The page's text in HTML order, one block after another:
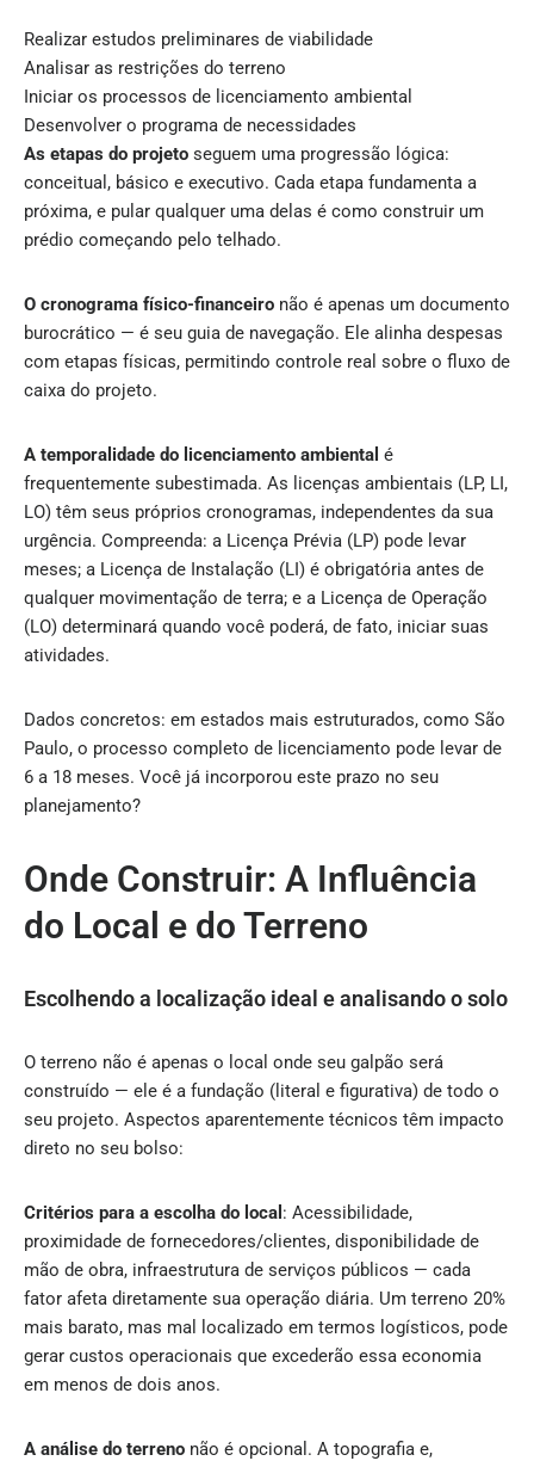
Realizar estudos preliminares de viabilidade
Analisar as restrições do terreno
Iniciar os processos de licenciamento ambiental
Desenvolver o programa de necessidades
As etapas do projeto seguem uma progressão lógica:
conceitual, básico e executivo. Cada etapa fundamenta a
próxima, e pular qualquer uma delas é como construir um
prédio começando pelo telhado.
O cronograma físico-financeiro não é apenas um documento
burocrático — é seu guia de navegação. Ele alinha despesas
com etapas físicas, permitindo controle real sobre o fluxo de
caixa do projeto.
A temporalidade do licenciamento ambiental é
frequentemente subestimada. As licenças ambientais (LP, LI,
LO) têm seus próprios cronogramas, independentes da sua
urgência. Compreenda: a Licença Prévia (LP) pode levar
meses; a Licença de Instalação (LI) é obrigatória antes de
qualquer movimentação de terra; e a Licença de Operação
(LO) determinará quando você poderá, de fato, iniciar suas
atividades.
Dados concretos: em estados mais estruturados, como São
Paulo, o processo completo de licenciamento pode levar de
6 a 18 meses. Você já incorporou este prazo no seu
planejamento?
Onde Construir: A Influência
do Local e do Terreno
Escolhendo a localização ideal e analisando o solo
O terreno não é apenas o local onde seu galpão será
construído — ele é a fundação (literal e figurativa) de todo o
seu projeto. Aspectos aparentemente técnicos têm impacto
direto no seu bolso:
Critérios para a escolha do local : Acessibilidade,
proximidade de fornecedores/clientes, disponibilidade de
mão de obra, infraestrutura de serviços públicos — cada
fator afeta diretamente sua operação diária. Um terreno 20%
mais barato, mas mal localizado em termos logísticos, pode
gerar custos operacionais que excederão essa economia
em menos de dois anos.
A análise do terreno não é opcional. A topografia e,